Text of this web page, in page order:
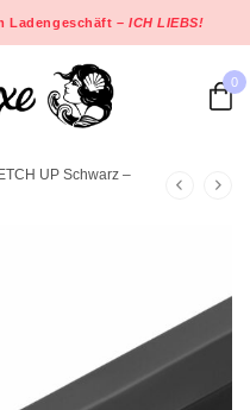
Ladengeschäft –ICH LIEBS!
0
UP Schwarz –